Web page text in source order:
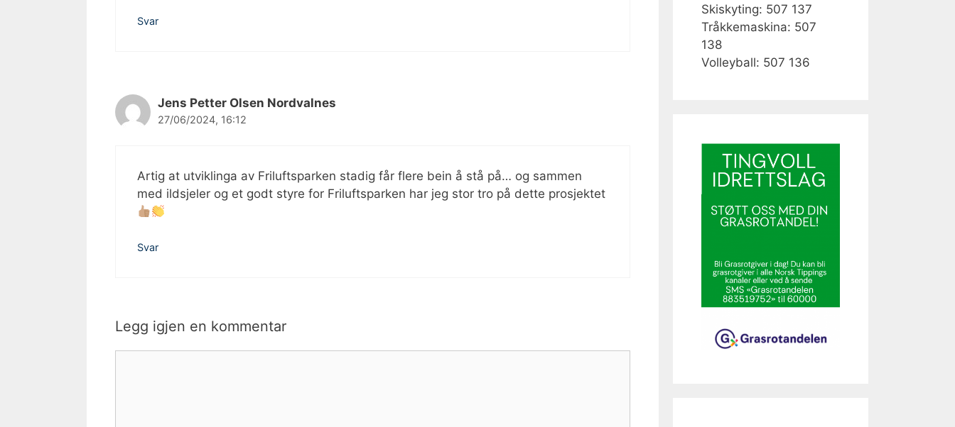
Svar
Jens Petter Olsen Nordvalnes
27/06/2024, 16:12
Artig at utviklinga av Friluftsparken stadig får flere bein å stå på… og sammen
med ildsjeler og et godt styre for Friluftsparken har jeg stor tro på dette prosjektet
Svar
Legg igjen en kommentar
Skiskyting: 507 137
Tråkkemaskina: 507
138
Volleyball: 507 136